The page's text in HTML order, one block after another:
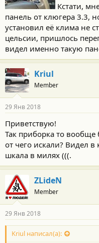
Кстати,
панель от клюгера 3.3,
установил её клима не
цельсии, пришлось
видел именно такую
Kriul
Member
29 Янв 2018
Приветствую!
Так приборка то
от чего искали? Видел в
шкала в милях (((.
ZLideN
Member
29 Янв 2018
Kriul написал(а):